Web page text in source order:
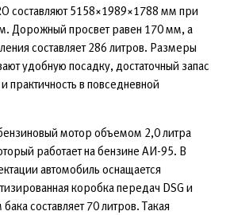
составляют 5158×1989×1788 мм при
Дорожный просвет равен 170 мм, а
составляет 286 литров. Размеры
удобную посадку, достаточный запас
практичность в повседневной
мотор объемом 2,0 литра
работает на бензине АИ-95. В
автомобиль оснащается
коробка передач DSG и
составляет 70 литров. Такая